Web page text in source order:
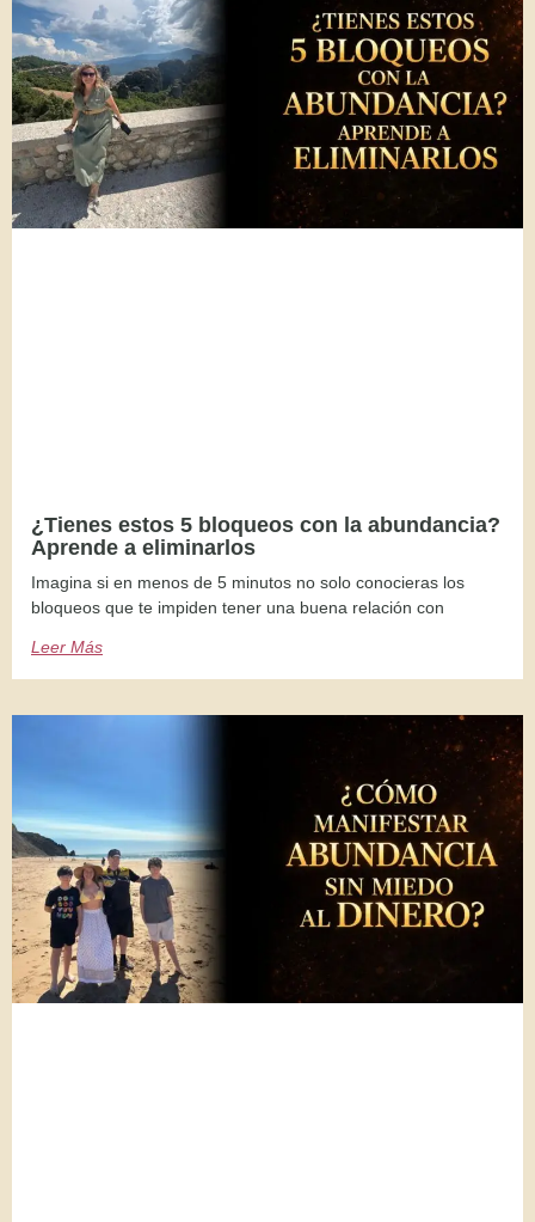
¿Tienes estos 5 bloqueos con la abundancia?
Aprende a eliminarlos
Imagina si en menos de 5 minutos no solo conocieras los
bloqueos que te impiden tener una buena relación con
Leer Más